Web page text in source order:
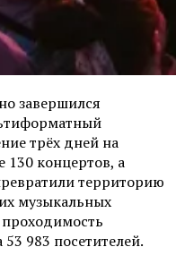
завершился
трёх дней на
130 концертов, а
территорию
музыкальных
983 посетителей.